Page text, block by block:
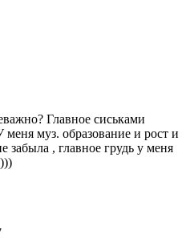
Главное сиськами
муз. образование и рост и
забыла , главное грудь у меня